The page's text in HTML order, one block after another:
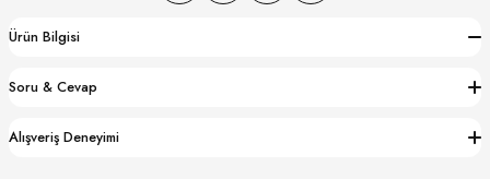
Ürün Bilgisi
Soru & Cevap
Alışveriş Deneyimi